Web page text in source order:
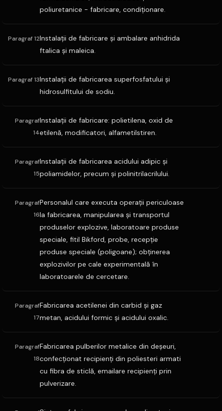
poliuretanice - fabricare, condiţionare.
Paragraf 12Instalaţii de fabricare şi ambalare anhidrida
ftalica şi maleica.
Paragraf 13Instalaţii de fabricarea superfosfatului şi
hidrosulfitului de sodiu.
Paragraf
14
Instalaţii de fabricare: polietilena, oxid de
etilenă, modificatori, alfametilstiren.
Paragraf
15
Instalaţii de fabricarea acidului adipic şi
poliamidelor, precum şi polinitrilacrilului.
Paragraf
16
Personalul care executa operaţii periculoase
la fabricarea, manipularea şi transportul
produselor explozive, laboratoare produse
speciale, fitil Bikford, probe, recepţie
produse speciale (poligoane); obţinerea
explozivilor pe cale experimentală în
laboratoarele de cercetare.
Paragraf
17
Fabricarea acetilenei din carbid şi gaz
metan, acidului formic şi acidului oxalic.
Paragraf
18
Fabricarea pulberilor metalice din deşeuri,
confecţionat recipienţi din poliesteri armati
cu fibra de sticlă, emailare recipienţi prin
pulverizare.